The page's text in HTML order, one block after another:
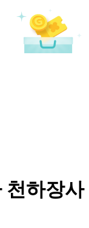
천하장사